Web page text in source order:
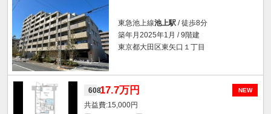
東急池上線池上駅 / 徒歩8分
築年月2025年1月 / 9階建
東京都大田区東矢口１丁目
NEW
60817.7万円
15,000円